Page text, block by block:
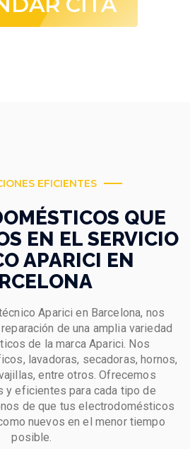
EFICIENTES
QUE
EN EL SERVICIO
APARICI EN
Aparici en Barcelona, nos
de una amplia variedad
de la marca Aparici. Nos
lavadoras, secadoras, hornos,
entre otros. Ofrecemos
y eficientes para cada tipo de
de que tus electrodomésticos
nuevos en el menor tiempo
posible.